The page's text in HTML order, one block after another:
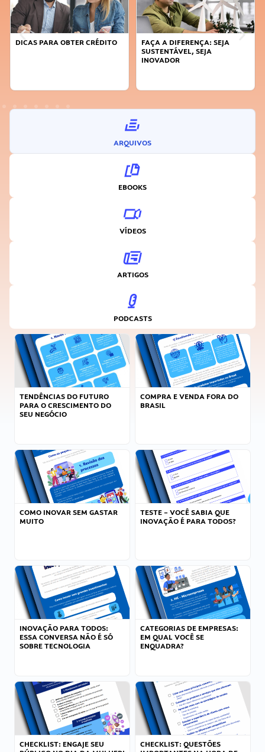
DICAS PARA OBTER CRÉDITO
FAÇA A DIFERENÇA: SEJA
SUSTENTÁVEL, SEJA
INOVADOR
ARQUIVOS
EBOOKS
VÍDEOS
ARTIGOS
PODCASTS
TENDÊNCIAS DO FUTURO
PARA O CRESCIMENTO DO
SEU NEGÓCIO
COMPRA E VENDA FORA DO
BRASIL
COMO INOVAR SEM GASTAR
MUITO
TESTE – VOCÊ SABIA QUE
INOVAÇÃO É PARA TODOS?
INOVAÇÃO PARA TODOS:
ESSA CONVERSA NÃO É SÓ
SOBRE TECNOLOGIA
CATEGORIAS DE EMPRESAS:
EM QUAL VOCÊ SE
ENQUADRA?
CHECKLIST: ENGAJE SEU
CHECKLIST: QUESTÕES